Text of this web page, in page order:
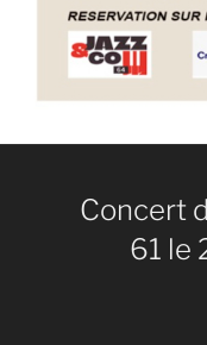
Concert
61 le